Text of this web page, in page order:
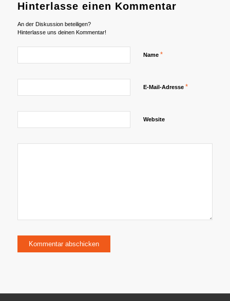
Hinterlasse einen Kommentar
An der Diskussion beteiligen?
Hinterlasse uns deinen Kommentar!
Name *
E-Mail-Adresse *
Website